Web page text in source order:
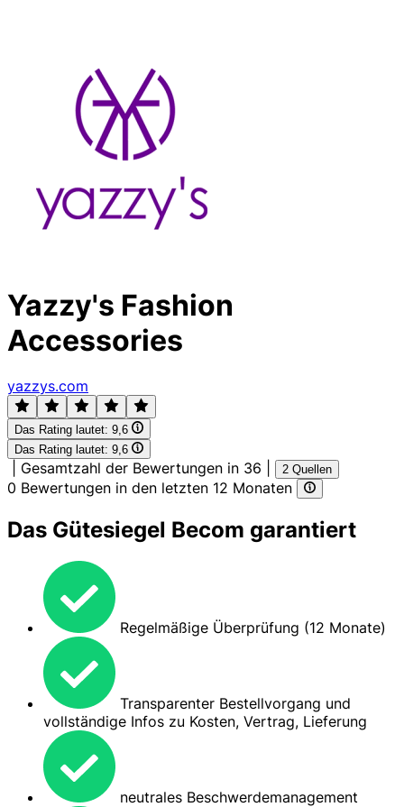
Yazzy's Fashion
Accessories
yazzys.com
Das Rating lautet: 9,6
Das Rating lautet: 9,6
Gesamtzahl der Bewertungen in 36 2 Quellen
0 Bewertungen in den letzten 12 Monaten
Das Gütesiegel Becom garantiert
Regelmäßige Überprüfung (12 Monate)
Transparenter Bestellvorgang und
vollständige Infos zu Kosten, Vertrag, Lieferung
neutrales Beschwerdemanagement